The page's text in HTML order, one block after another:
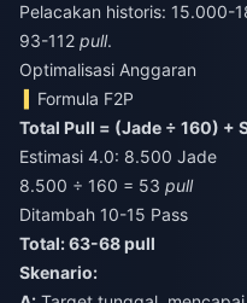
Pelacakan historis: 15.000-
93-112 pull.
Optimalisasi Anggaran
Formula F2P
Total Pull = (Jade ÷ 160) +
Estimasi 4.0: 8.500 Jade
8.500 ÷ 160 = 53 pull
Ditambah 10-15 Pass
Total: 63-68 pull
Skenario: